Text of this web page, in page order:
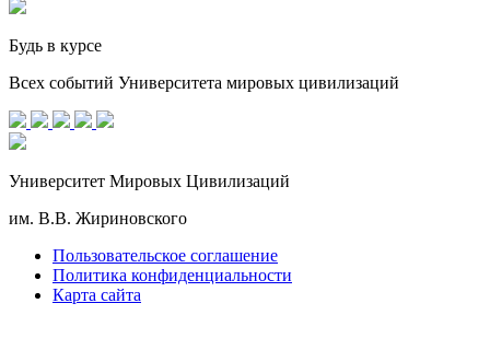
Будь в курсе
Всех событий Университета мировых цивилизаций
Университет Мировых Цивилизаций
им. В.В. Жириновского
Пользовательское соглашение
Политика конфиденциальности
Карта сайта